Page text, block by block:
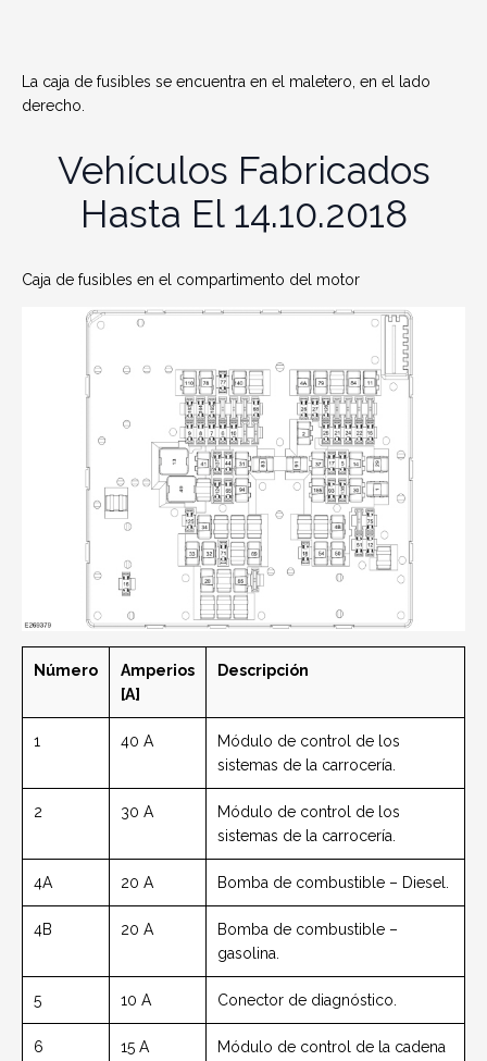
La caja de fusibles se encuentra en el maletero, en el lado
derecho.
Vehículos Fabricados
Hasta El 14.10.2018
Caja de fusibles en el compartimento del motor
Número
Amperios
[A]
Descripción
1 40 A
Módulo de control de los
sistemas de la carrocería.
2 30 A
Módulo de control de los
sistemas de la carrocería.
4A 20 A Bomba de combustible – Diesel.
4B 20 A
Bomba de combustible –
gasolina.
5 10 A Conector de diagnóstico.
6 15 A
Módulo de control de la cadena